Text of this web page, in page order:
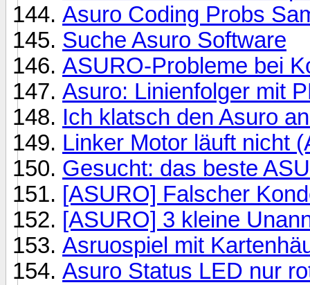
Asuro Coding Probs
Suche Asuro Software
ASURO-Probleme bei
Asuro: Linienfolger mit
Ich klatsch den Asuro
Linker Motor läuft nicht
Gesucht: das beste
[ASURO] Falscher
[ASURO] 3 kleine
Asruospiel mit
Asuro Status LED nur